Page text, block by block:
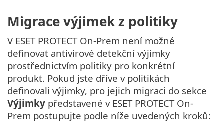
Migrace výjimek z politiky
V ESET PROTECT On-Prem není možné
definovat antivirové detekční výjimky
prostřednictvím politiky pro konkrétní
produkt. Pokud jste dříve v politikách
definovali výjimky, pro jejich migraci do sekce
Výjimky představené v ESET PROTECT On-
Prem postupujte podle níže uvedených kroků: